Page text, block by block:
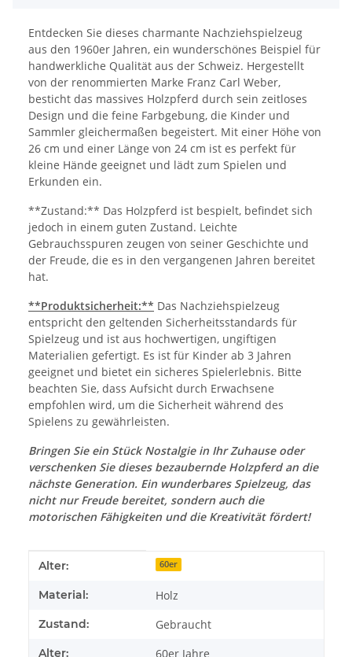
Entdecken Sie dieses charmante Nachziehspielzeug
aus den 1960er Jahren, ein wunderschönes Beispiel für
handwerkliche Qualität aus der Schweiz. Hergestellt
von der renommierten Marke Franz Carl Weber,
besticht das massives Holzpferd durch sein zeitloses
Design und die feine Farbgebung, die Kinder und
Sammler gleichermaßen begeistert. Mit einer Höhe von
26 cm und einer Länge von 24 cm ist es perfekt für
kleine Hände geeignet und lädt zum Spielen und
Erkunden ein.
**Zustand:** Das Holzpferd ist bespielt, befindet sich
jedoch in einem guten Zustand. Leichte
Gebrauchsspuren zeugen von seiner Geschichte und
der Freude, die es in den vergangenen Jahren bereitet
hat.
**Produktsicherheit:** Das Nachziehspielzeug
entspricht den geltenden Sicherheitsstandards für
Spielzeug und ist aus hochwertigen, ungiftigen
Materialien gefertigt. Es ist für Kinder ab 3 Jahren
geeignet und bietet ein sicheres Spielerlebnis. Bitte
beachten Sie, dass Aufsicht durch Erwachsene
empfohlen wird, um die Sicherheit während des
Spielens zu gewährleisten.
Bringen Sie ein Stück Nostalgie in Ihr Zuhause oder
verschenken Sie dieses bezaubernde Holzpferd an die
nächste Generation. Ein wunderbares Spielzeug, das
nicht nur Freude bereitet, sondern auch die
motorischen Fähigkeiten und die Kreativität fördert!
Produkteigenschaft
Wert
Alter: 60er
Material: Holz
Zustand: Gebraucht
Alter: 60er Jahre